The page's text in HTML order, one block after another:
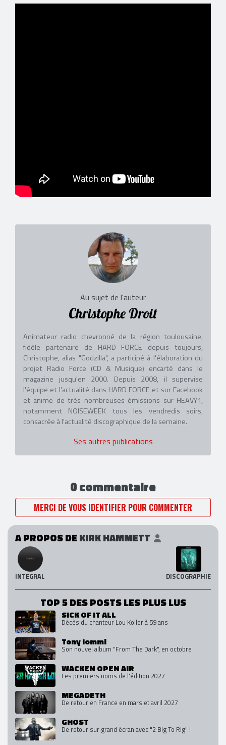
Au sujet de l'auteur
Christophe Droit
Animateur radio chevronné de la région toulousaine,
fidèle partenaire de HARD FORCE depuis toujours,
Christophe, alias "Godzilla", a participé à l'élaboration du
projet Radio Force (CD & Musique) encarté dans le
magazine jusqu'en 2000. Depuis 2008, il supervise
l'équipe et l'actualité dans HARD FORCE et sur Facebook
et anime de très nombreuses émissions sur HEAVY1,
notamment NOISEWEEK tous les vendredis soirs,
consacrée à l'actualité discographique de la semaine.
Ses autres publications
0 commentaire
MERCI DE VOUS IDENTIFIER POUR COMMENTER
A PROPOS DEKIRK HAMMETT
INTEGRAL DISCOGRAPHIE
TOP 5 DES POSTS LES PLUS LUS
SICK OF IT ALL
Décès du chanteur Lou Koller à 59 ans
Tony Iommi
Son nouvel album "From The Dark", en octobre
WACKEN OPEN AIR
Les premiers noms de l'édition 2027
MEGADETH
De retour en France en mars et avril 2027
GHOST
De retour sur grand écran avec "2 Big To Rig" !